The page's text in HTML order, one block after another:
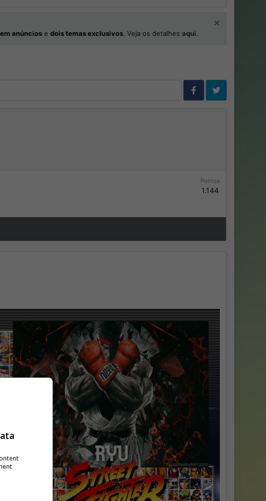
anúncios e dois temas exclusivos. Veja os detalhes aqui.
Pontos
1.144